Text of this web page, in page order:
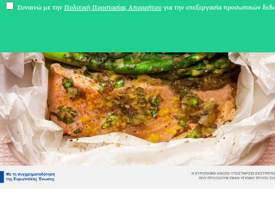
Συναινώ με την Πολιτική Προστασίας Απορρήτου για την επεξεργασία προσωπικών